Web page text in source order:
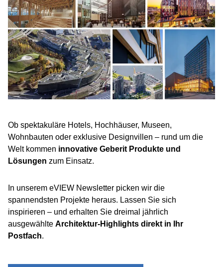
Ob spektakuläre Hotels, Hochhäuser, Museen,
Wohnbauten oder exklusive Designvillen – rund um die
Welt kommen innovative Geberit Produkte und
Lösungen zum Einsatz.
In unserem eVIEW Newsletter picken wir die
spannendsten Projekte heraus. Lassen Sie sich
inspirieren – und erhalten Sie dreimal jährlich
ausgewählte Architektur-Highlights direkt in Ihr
Postfach.